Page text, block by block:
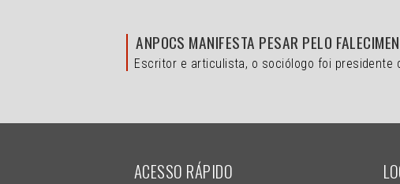
ANPOCS MANIFESTA PESAR PELO
Escritor e articulista, o sociólogo foi presidente
ACESSO RÁPIDO